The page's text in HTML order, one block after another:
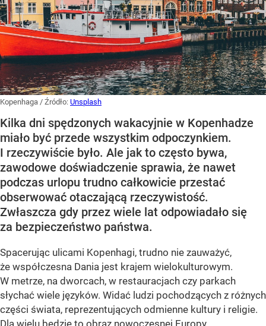
Kopenhaga / Źródło: Unsplash
Kilka dni spędzonych wakacyjnie w Kopenhadze
miało być przede wszystkim odpoczynkiem.
I rzeczywiście było. Ale jak to często bywa,
zawodowe doświadczenie sprawia, że nawet
podczas urlopu trudno całkowicie przestać
obserwować otaczającą rzeczywistość.
Zwłaszcza gdy przez wiele lat odpowiadało się
za bezpieczeństwo państwa.
Spacerując ulicami Kopenhagi, trudno nie zauważyć,
że współczesna Dania jest krajem wielokulturowym.
W metrze, na dworcach, w restauracjach czy parkach
słychać wiele języków. Widać ludzi pochodzących z różnych
części świata, reprezentujących odmienne kultury i religie.
Dla wielu będzie to obraz nowoczesnej Europy.